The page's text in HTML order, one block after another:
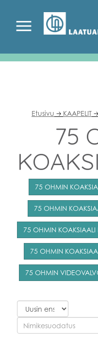
Etusivu 🡢 KAAPELIT 🡢
75
75 OHMIN
75 OHMIN
75 OHMIN KOAKSIAALI
75 OHMIN
75 OHMIN